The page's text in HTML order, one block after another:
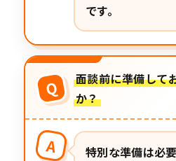
です。
Q
面談前に準備して
か？
A
特別な準備は必